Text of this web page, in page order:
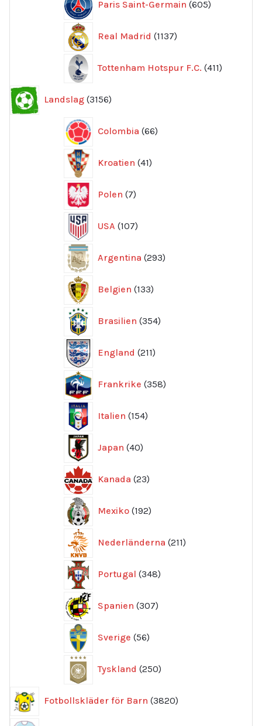
Paris Saint-Germain 605
produkter
Real Madrid 1137
produkter
Tottenham Hotspur F.C. 411
produkter
Landslag 3156
produkter
Colombia 66
produkter
Kroatien 41
produkter
Polen 7
produkter
USA 107
produkter
Argentina 293
produkter
Belgien 133
produkter
Brasilien 354
produkter
England 211
produkter
Frankrike 358
produkter
Italien 154
produkter
Japan 40
produkter
Kanada 23
produkter
Mexiko 192
produkter
Nederländerna 211
produkter
Portugal 348
produkter
Spanien 307
produkter
Sverige 56
produkter
Tyskland 250
produkter
Fotbollskläder för Barn 3820
produkter